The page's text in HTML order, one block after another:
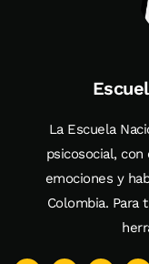
La Escuela
psicosocial,
emociones y
Colombia. Para